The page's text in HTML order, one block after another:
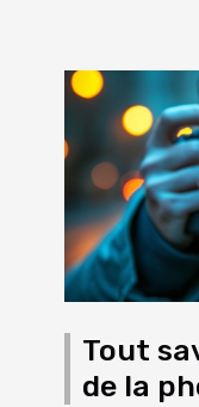
Tout
de la